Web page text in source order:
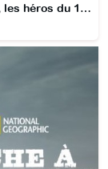
Rescue Me, les héros du 11 septembre